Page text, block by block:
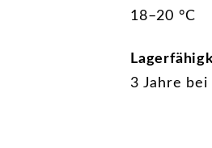
18–20 °C
3 Jahre